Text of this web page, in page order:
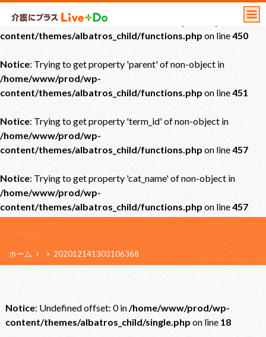
Notice: Undefined offset: 0 in
content/themes/albatros_child/functions.php on line450
Notice: Trying to get property 'parent' of non-object in
/home/www/prod/wp-
content/themes/albatros_child/functions.php on line451
Notice: Trying to get property 'term_id' of non-object in
/home/www/prod/wp-
content/themes/albatros_child/functions.php on line457
Notice: Trying to get property 'cat_name' of non-object in
/home/www/prod/wp-
content/themes/albatros_child/functions.php on line457
ホーム 202012141303106368
Notice: Undefined offset: 0 in/home/www/prod/wp-
content/themes/albatros_child/single.php on line 18